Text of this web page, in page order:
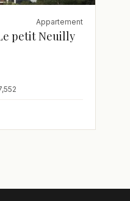
Appartement
petit Neuilly